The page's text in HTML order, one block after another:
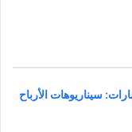
سيناريوهات الأرباح